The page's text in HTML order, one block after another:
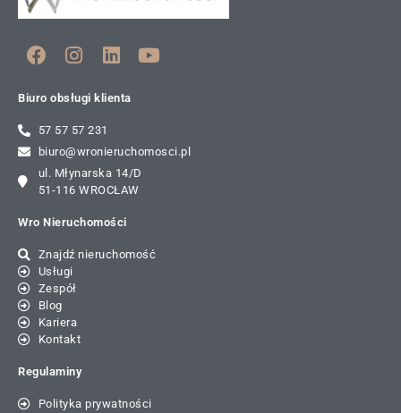
Biuro obsługi klienta
57 57 57 231
biuro@wronieruchomosci.pl
ul. Młynarska 14/D
51-116 WROCŁAW
Wro Nieruchomości
Znajdź nieruchomość
Usługi
Zespół
Blog
Kariera
Kontakt
Regulaminy
Polityka prywatności